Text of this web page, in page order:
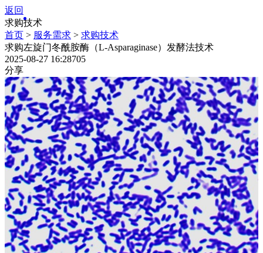
返回
求购技术
首页 > 服务需求 > 求购技术
求购左旋门冬酰胺酶（L-Asparaginase）发酵法技术
2025-08-27 16:28705
分享